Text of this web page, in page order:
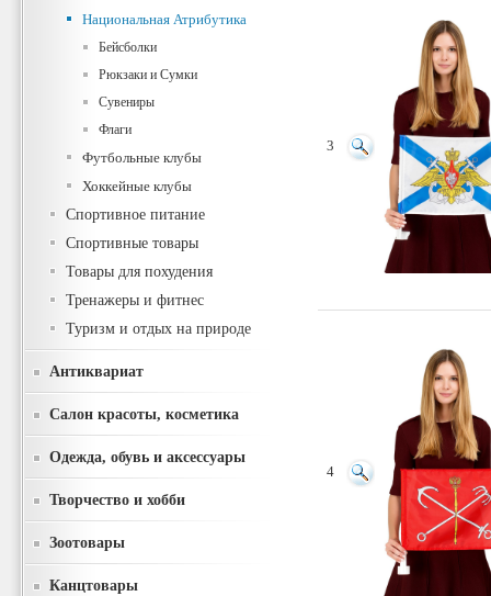
Национальная Атрибутика
Бейсболки
Рюкзаки и Сумки
Сувениры
Флаги
Футбольные клубы
Хоккейные клубы
Спортивное питание
Спортивные товары
Товары для похудения
Тренажеры и фитнес
Туризм и отдых на природе
Антиквариат
Салон красоты, косметика
Одежда, обувь и аксессуары
Творчество и хобби
Зоотовары
Канцтовары
3
4